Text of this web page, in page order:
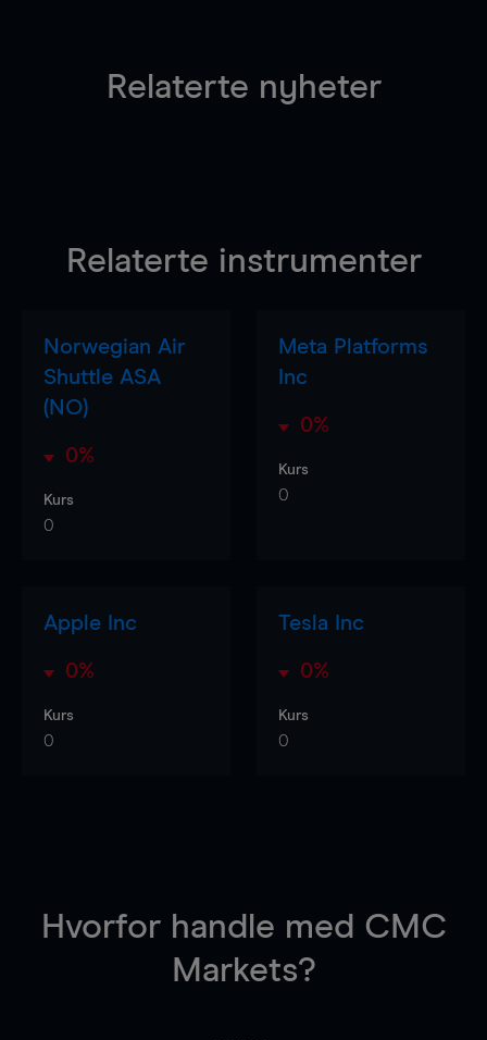
Relaterte nyheter
Relaterte instrumenter
Norwegian Air
Shuttle ASA
(NO)
0%
Kurs
0
Meta Platforms
Inc
0%
Kurs
0
Apple Inc
0%
Kurs
0
Tesla Inc
0%
Kurs
0
Hvorfor handle med CMC
Markets?